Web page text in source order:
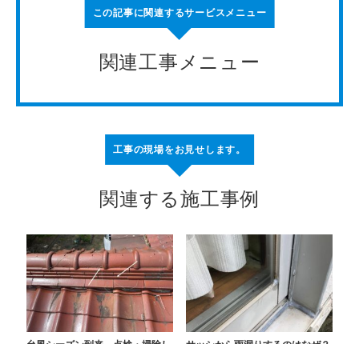
この記事に関連するサービスメニュー
関連工事メニュー
工事の現場をお見せします。
関連する施工事例